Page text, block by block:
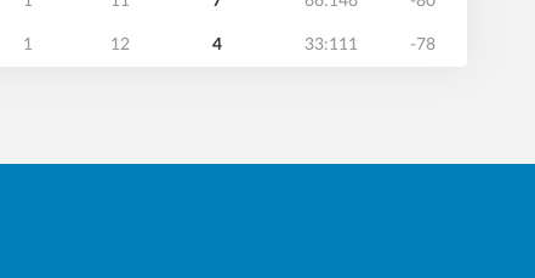
1 12 4 33:111 -78